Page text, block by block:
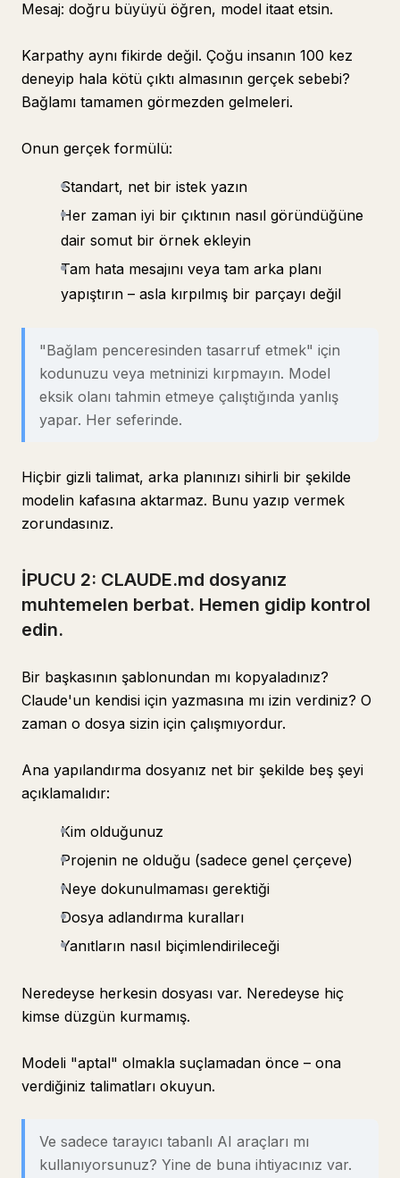
Mesaj: doğru büyüyü öğren, model itaat etsin.
Karpathy aynı fikirde değil. Çoğu insanın 100 kez
deneyip hala kötü çıktı almasının gerçek sebebi?
Bağlamı tamamen görmezden gelmeleri.
Onun gerçek formülü:
Standart, net bir istek yazın
Her zaman iyi bir çıktının nasıl göründüğüne
dair somut bir örnek ekleyin
Tam hata mesajını veya tam arka planı
yapıştırın – asla kırpılmış bir parçayı değil
"Bağlam penceresinden tasarruf etmek" için
kodunuzu veya metninizi kırpmayın. Model
eksik olanı tahmin etmeye çalıştığında yanlış
yapar. Her seferinde.
Hiçbir gizli talimat, arka planınızı sihirli bir şekilde
modelin kafasına aktarmaz. Bunu yazıp vermek
zorundasınız.
İPUCU 2: CLAUDE.md dosyanız
muhtemelen berbat. Hemen gidip kontrol
edin.
Bir başkasının şablonundan mı kopyaladınız?
Claude'un kendisi için yazmasına mı izin verdiniz? O
zaman o dosya sizin için çalışmıyordur.
Ana yapılandırma dosyanız net bir şekilde beş şeyi
açıklamalıdır:
Kim olduğunuz
Projenin ne olduğu (sadece genel çerçeve)
Neye dokunulmaması gerektiği
Dosya adlandırma kuralları
Yanıtların nasıl biçimlendirileceği
Neredeyse herkesin dosyası var. Neredeyse hiç
kimse düzgün kurmamış.
Modeli "aptal" olmakla suçlamadan önce – ona
verdiğiniz talimatları okuyun.
Ve sadece tarayıcı tabanlı AI araçları mı
kullanıyorsunuz? Yine de buna ihtiyacınız var.